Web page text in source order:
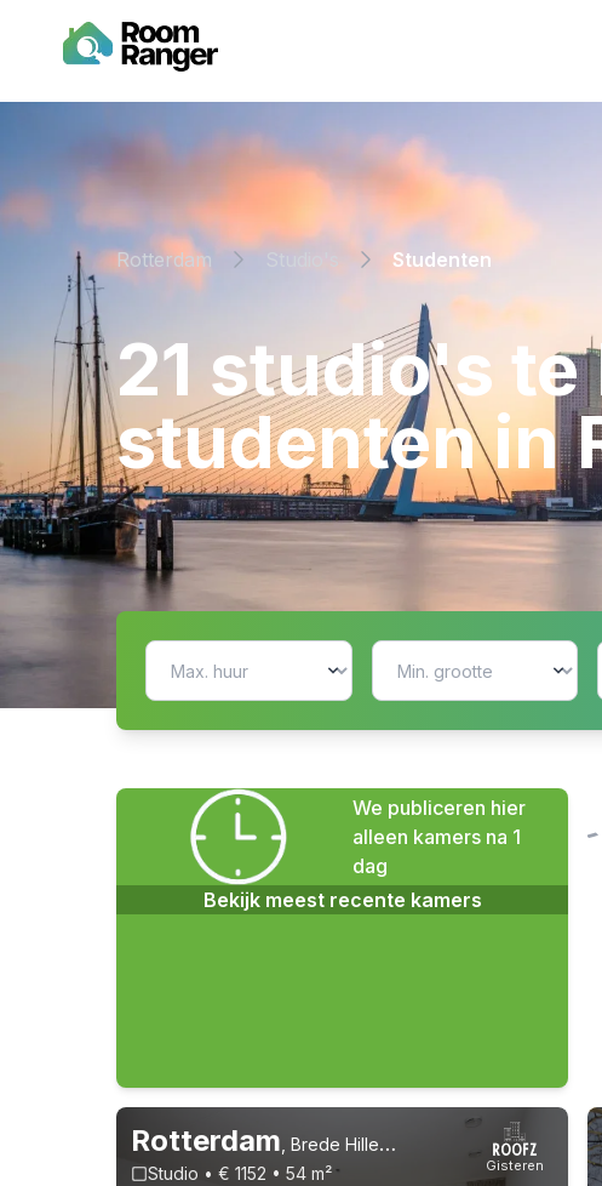
Rotterdam Studenten
⁨21⁩ ⁨studio's⁩
⁨studenten⁩ in
We publiceren hier
alleen kamers na 1
dag
Bekijk meest recente kamers
Gisteren
Rotterdam Brede Hilledijk 106
Studio • € 1152 • 54 m²